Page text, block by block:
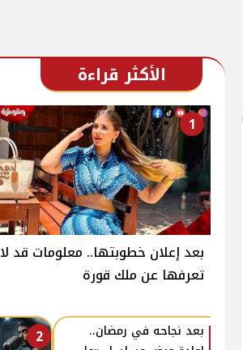
الأكثر قراءة
1
بعد إعلان خطوبتها.. معلومات قد لا
تعرفها عن ملك قورة
2
بعد نجاحه في رمضان..